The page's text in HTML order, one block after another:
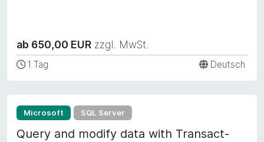
ab 650,00 EUR zzgl. MwSt.
1 Tag Deutsch
Microsoft SQL Server
Query and modify data with Transact-